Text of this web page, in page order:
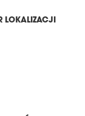
LOKALIZACJI